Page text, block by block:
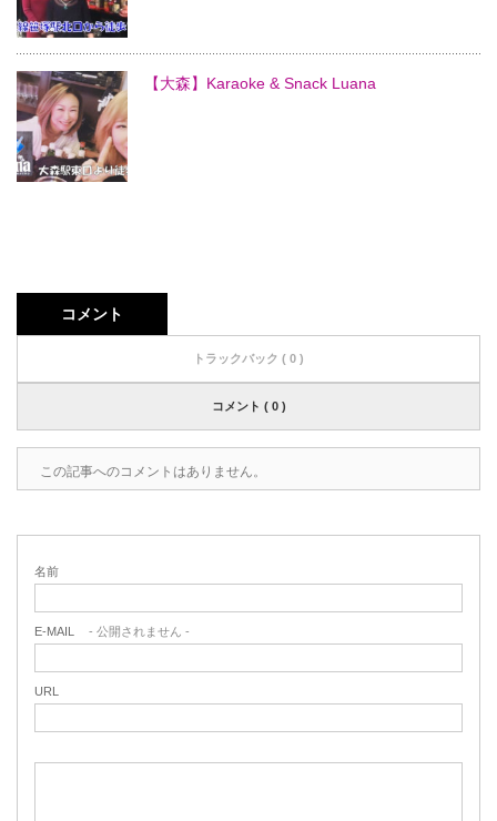
【大森】Karaoke & Snack Luana
コメント
トラックバック ( 0 )
コメント ( 0 )
この記事へのコメントはありません。
名前
E-MAIL - 公開されません -
URL